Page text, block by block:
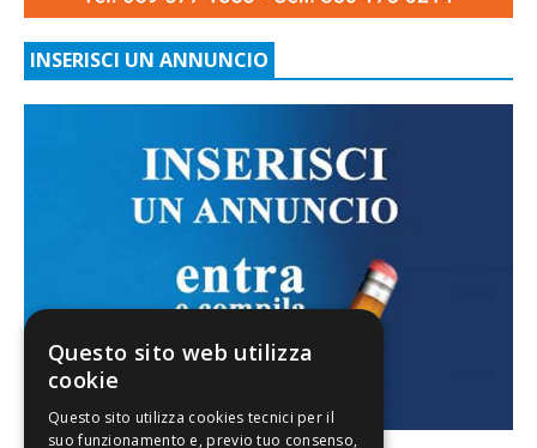
INSERISCI UN ANNUNCIO
Questo sito web utilizza
cookie